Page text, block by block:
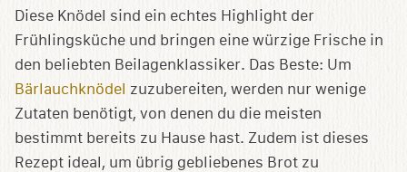
Diese Knödel sind ein echtes Highlight der
Frühlingsküche und bringen eine würzige Frische in
den beliebten Beilagenklassiker. Das Beste: Um
Bärlauchknödel zuzubereiten, werden nur wenige
Zutaten benötigt, von denen du die meisten
bestimmt bereits zu Hause hast. Zudem ist dieses
Rezept ideal, um übrig gebliebenes Brot zu